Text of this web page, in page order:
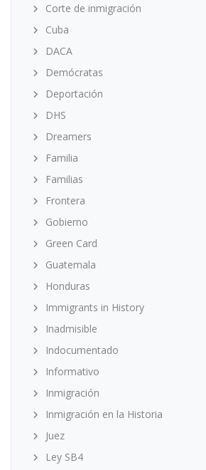
Corte de inmigración
Cuba
DACA
Demócratas
Deportación
DHS
Dreamers
Familia
Familias
Frontera
Gobierno
Green Card
Guatemala
Honduras
Immigrants in History
Inadmisible
Indocumentado
Informativo
Inmigración
Inmigración en la Historia
Juez
Ley SB4